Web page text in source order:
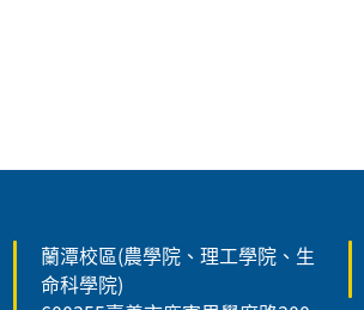
蘭潭校區(農學院、理工學院、生
命科學院)